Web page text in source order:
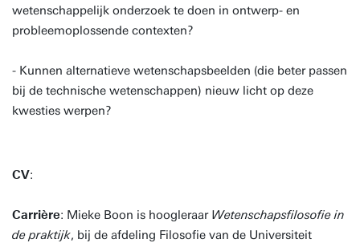
wetenschappelijk onderzoek te doen in ontwerp- en
probleemoplossende contexten?
- Kunnen alternatieve wetenschapsbeelden (die beter passen
bij de technische wetenschappen) nieuw licht op deze
kwesties werpen?
CV:
Carrière: Mieke Boon is hoogleraar Wetenschapsfilosofie in
de praktijk, bij de afdeling Filosofie van de Universiteit